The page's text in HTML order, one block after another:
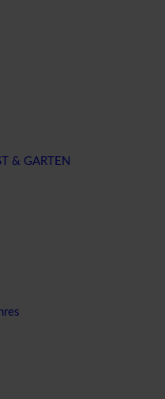
& GARTEN